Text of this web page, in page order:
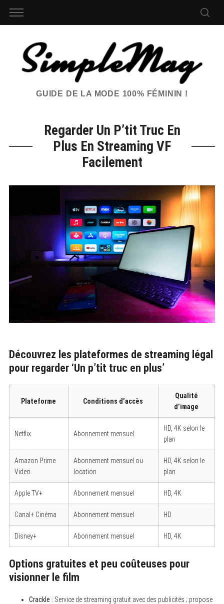
GUIDE DE LA MODE 100% FÉMININ !
Regarder Un P’tit Truc En
Plus En Streaming VF
Facilement
Découvrez les plateformes de streaming légal
pour regarder ‘Un p’tit truc en plus’
Plateforme Conditions d’accès
Qualité
d’image
Netflix Abonnement mensuel
HD, 4K selon le
plan
Amazon Prime
Video
Abonnement mensuel ou
location
HD, 4K selon le
plan
Apple TV+ Abonnement mensuel HD, 4K
Canal+ Cinéma Abonnement mensuel HD
Disney+ Abonnement mensuel HD, 4K
Options gratuites et peu coûteuses pour
visionner le film
Crackle : Service de streaming gratuit avec des publicités ; propose